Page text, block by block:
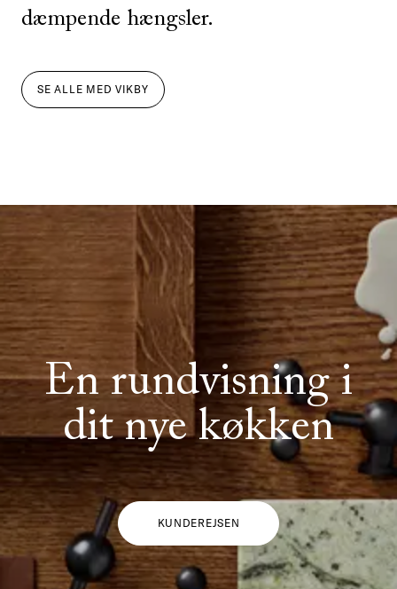
dæmpende hængsler.
SE ALLE MED VIKBY
En rundvisning i
dit nye køkken
KUNDEREJSEN